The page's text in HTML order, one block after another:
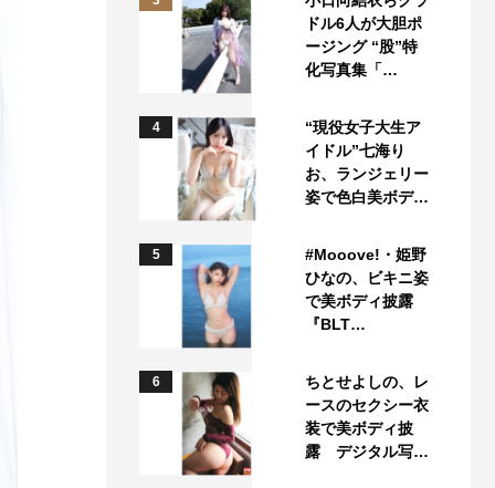
ドル6人が大胆ポ
ージング “股”特
化写真集「…
4
“現役女子大生ア
イドル”七海り
お、ランジェリー
姿で色白美ボデ…
5
#Mooove!・姫野
ひなの、ビキニ姿
で美ボディ披露
『BLT…
6
ちとせよしの、レ
ースのセクシー衣
装で美ボディ披
露 デジタル写…